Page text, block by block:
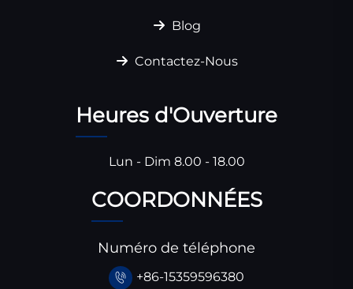
Blog
Contactez-Nous
Heures d'Ouverture
Lun - Dim 8.00 - 18.00
COORDONNÉES
Numéro de téléphone
+86-15359596380